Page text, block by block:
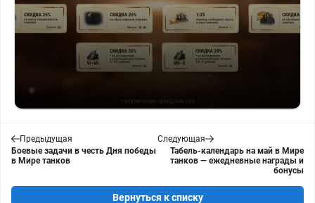
Предыдущая
Боевые задачи в честь Дня победы
в Мире танков
Следующая
Табель-календарь на май в Мире
танков — ежедневные награды и
бонусы
Вернуться к списку